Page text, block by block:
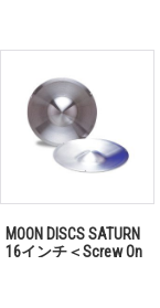
MOON DISCS SATURN
16インチ＜Screw On